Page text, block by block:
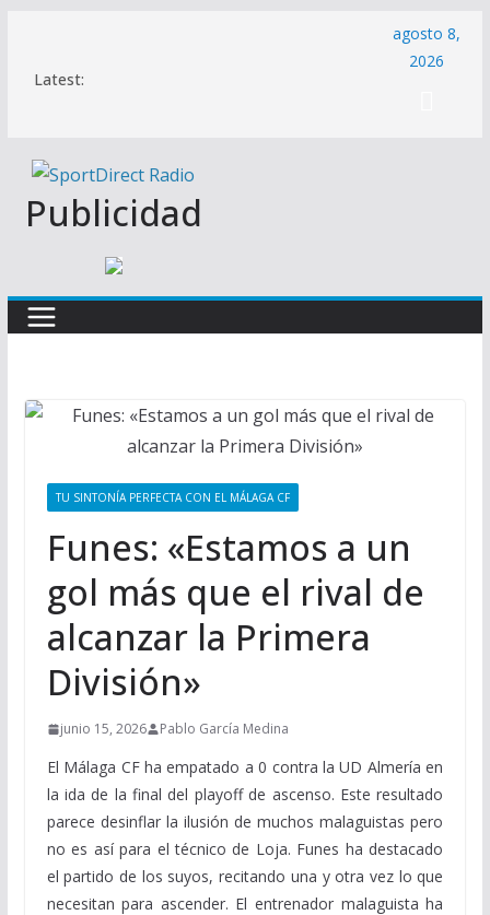
contenido
Latest:
agosto 8,
2026
Publicidad
TU SINTONÍA PERFECTA CON EL MÁLAGA CF
Funes: «Estamos a un
gol más que el rival de
alcanzar la Primera
División»
junio 15, 2026 Pablo García Medina
El Málaga CF ha empatado a 0 contra la UD Almería en
la ida de la final del playoff de ascenso. Este resultado
parece desinflar la ilusión de muchos malaguistas pero
no es así para el técnico de Loja. Funes ha destacado
el partido de los suyos, recitando una y otra vez lo que
necesitan para ascender. El entrenador malaguista ha